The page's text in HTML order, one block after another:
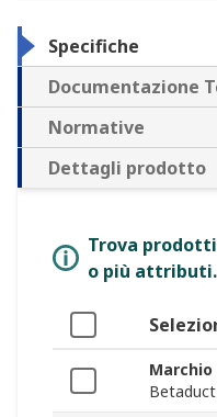
Specifiche
Documentazione
Normative
Dettagli prodotto
Trova
o più attributi.
Marchio
Betaduct